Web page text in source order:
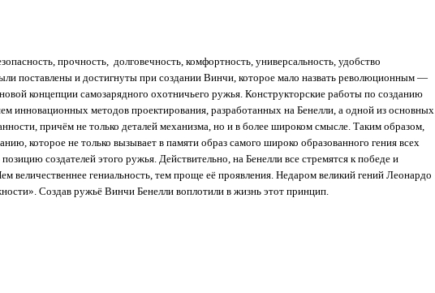
прочность, долговечность, комфортность, универсальность, удобство
поставлены и достигнуты при создании Винчи, которое мало назвать революционным —
концепции самозарядного охотничьего ружья. Конструкторские работы по созданию
инновационных методов проектирования, разработанных на Бенелли, а одной из основных
причём не только деталей механизма, но и в более широком смысле. Таким образом,
которое не только вызывает в памяти образ самого широко образованного гения всех
создателей этого ружья. Действительно, на Бенелли все стремятся к победе и
величественнее гениальность, тем проще её проявления. Недаром великий гений Леонардо
Создав ружьё Винчи Бенелли воплотили в жизнь этот принцип.